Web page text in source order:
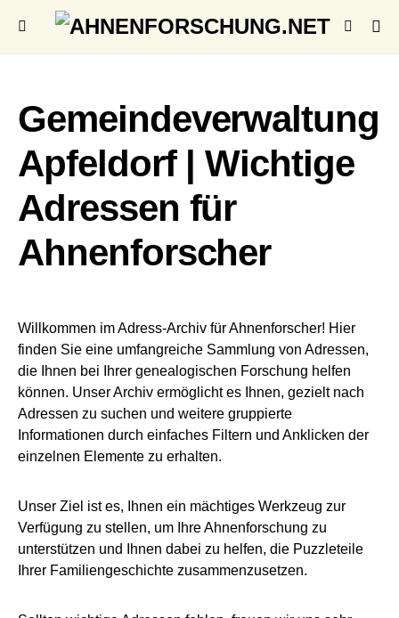
Gemeindeverwaltung
Apfeldorf | Wichtige
Adressen für
Ahnenforscher
Willkommen im Adress-Archiv für Ahnenforscher! Hier
finden Sie eine umfangreiche Sammlung von Adressen,
die Ihnen bei Ihrer genealogischen Forschung helfen
können. Unser Archiv ermöglicht es Ihnen, gezielt nach
Adressen zu suchen und weitere gruppierte
Informationen durch einfaches Filtern und Anklicken der
einzelnen Elemente zu erhalten.
Unser Ziel ist es, Ihnen ein mächtiges Werkzeug zur
Verfügung zu stellen, um Ihre Ahnenforschung zu
unterstützen und Ihnen dabei zu helfen, die Puzzleteile
Ihrer Familiengeschichte zusammenzusetzen.